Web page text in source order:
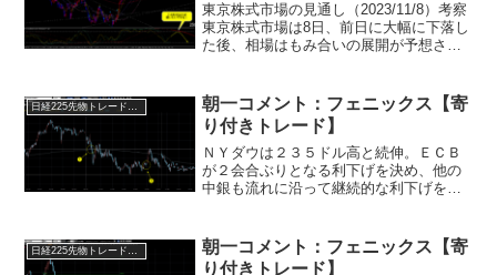
東京株式市場の見通し（2023/11/8）考察
東京株式市場は8日、前日に大幅に下落し
た後、相場はもみ合いの展開が予想され
タートが予想されます。ただし、水曜日
は特別清算指...
日経225先物トレード倶楽部
朝一コメント：フェニックス【寄
り付きトレード】
ＮＹダウは２３５ドル高と続伸。ＥＣＢ
が２会合ぶりとなる利下げを決め、他の
中銀も流れに沿って継続的な利下げをす
ソフトランディング期待。そこに低下し
ていく米長期金利が株価の...
朝一コメント：フェニックス【寄
り付きトレード】